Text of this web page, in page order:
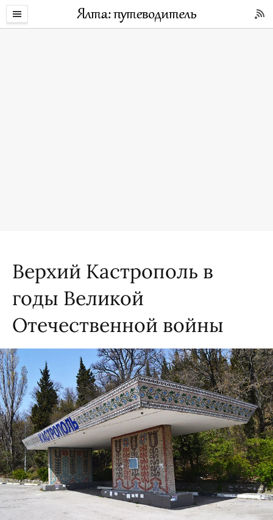
Верхий Кастрополь в
годы Великой
Отечественной войны